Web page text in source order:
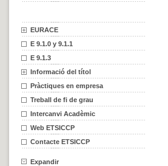
EURACE
E 9.1.0 y 9.1.1
E 9.1.3
Informació del títol
Pràctiques en empresa
Treball de fi de grau
Intercanvi Acadèmic
Web ETSICCP
Contacte ETSICCP
Expandir